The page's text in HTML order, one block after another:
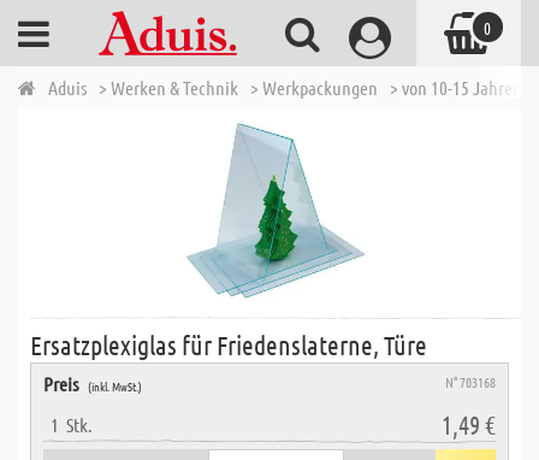
Aduis > Werken & Technik > Werkpackungen > von 10-15 Jahren
Ersatzplexiglas für Friedenslaterne, Türe
Preis (inkl. MwSt.) N° 703168
1 Stk. 1,49 €
0